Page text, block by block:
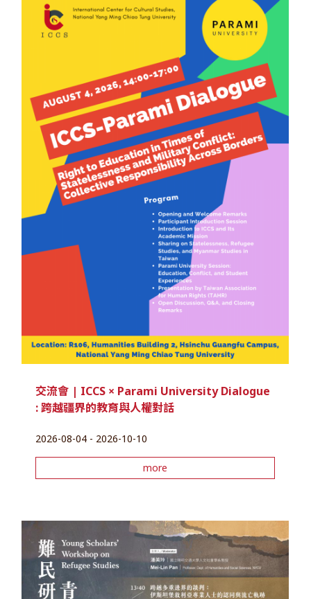
交流會 | ICCS × Parami University Dialogue
: 跨越疆界的教育與人權對話
2026-08-04 - 2026-10-10
more